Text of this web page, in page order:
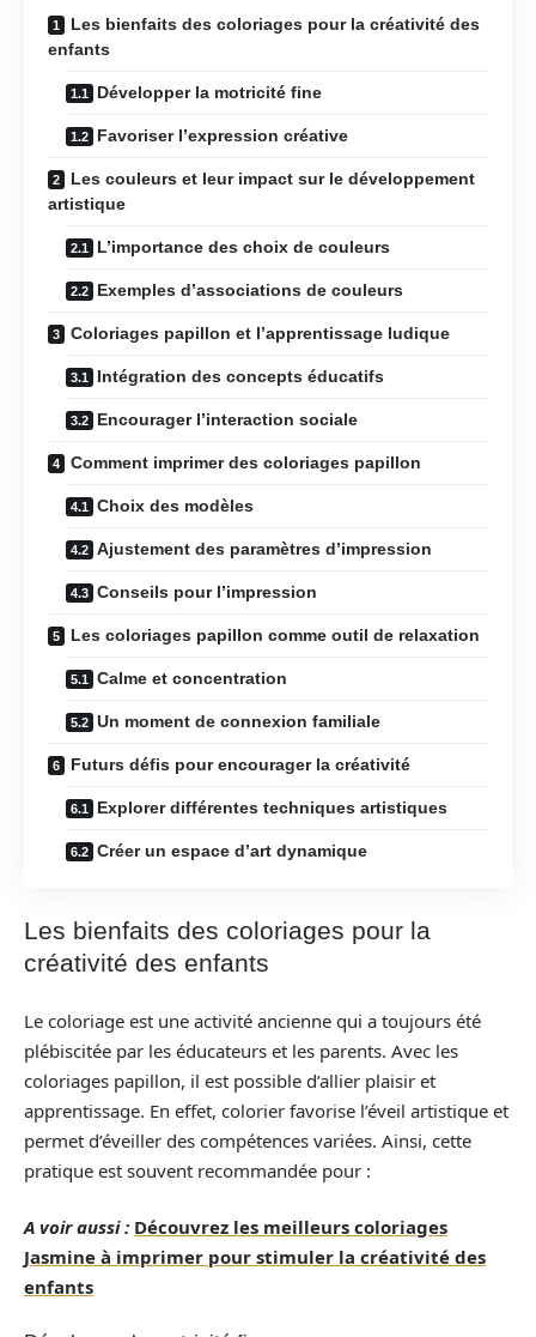
Les bienfaits des coloriages pour la créativité des
enfants
Développer la motricité fine
Favoriser l’expression créative
Les couleurs et leur impact sur le développement
artistique
L’importance des choix de couleurs
Exemples d’associations de couleurs
Coloriages papillon et l’apprentissage ludique
Intégration des concepts éducatifs
Encourager l’interaction sociale
Comment imprimer des coloriages papillon
Choix des modèles
Ajustement des paramètres d’impression
Conseils pour l’impression
Les coloriages papillon comme outil de relaxation
Calme et concentration
Un moment de connexion familiale
Futurs défis pour encourager la créativité
Explorer différentes techniques artistiques
Créer un espace d’art dynamique
Les bienfaits des coloriages pour la
créativité des enfants
Le coloriage est une activité ancienne qui a toujours été
plébiscitée par les éducateurs et les parents. Avec les
coloriages papillon, il est possible d’allier plaisir et
apprentissage. En effet, colorier favorise l’éveil artistique et
permet d’éveiller des compétences variées. Ainsi, cette
pratique est souvent recommandée pour :
A voir aussi : Découvrez les meilleurs coloriages
Jasmine à imprimer pour stimuler la créativité des
enfants